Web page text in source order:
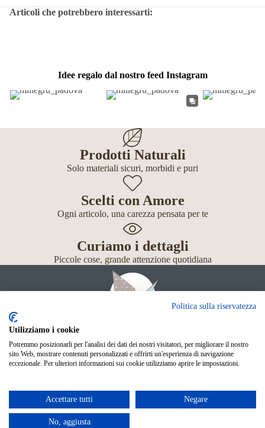
Articoli che potrebbero interessarti:
Idee regalo dal nostro feed Instagram
Prodotti Naturali
Solo materiali sicuri, morbidi e puri
Scelti con Amore
Ogni articolo, una carezza pensata per te
Curiamo i dettagli
Piccole cose, grande attenzione quotidiana
Giochi
Neonato
Shop Online
© Mille Gru di Sofia Calore. P.IVA 05033240283
Metodi di pagamento
Politica sulla riservatezza
Utilizziamo i cookie
Potremmo posizionarli per l'analisi dei dati dei nostri visitatori, per migliorare il nostro
sito Web, mostrare contenuti personalizzati e offrirti un'esperienza di navigazione
eccezionale. Per ulteriori informazioni sui cookie utilizziamo aprire le impostazioni.
Accettare tutti Negare
No, aggiusta